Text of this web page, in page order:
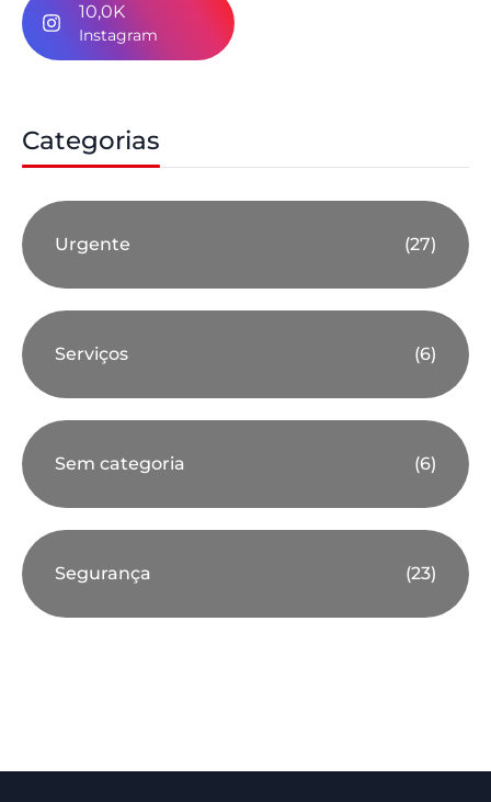
10,0K
Instagram
Categorias
Urgente (27)
Serviços (6)
Sem categoria (6)
Segurança (23)